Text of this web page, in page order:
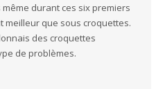
durant ces six premiers
meilleur que sous croquettes.
des croquettes
de problèmes.